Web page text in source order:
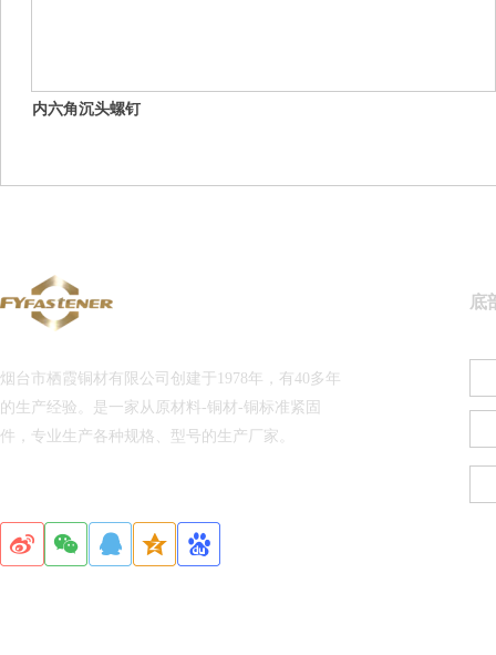
内六角沉头螺钉
烟台市栖霞铜材有限公司创建于1978年，有40多年
的生产经验。是一家从原材料-铜材-铜标准紧固
件，专业生产各种规格、型号的生产厂家。
底